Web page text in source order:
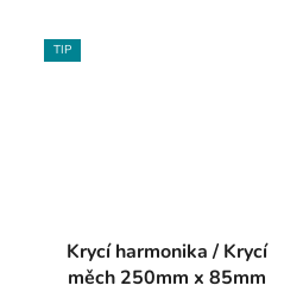
TIP
Krycí harmonika / Krycí
měch 250mm x 85mm